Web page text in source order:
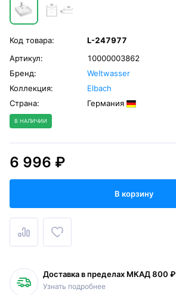
Код товара:
L-247977
Артикул:
10000003862
Бренд:
Weltwasser
Коллекция:
Elbach
Страна:
Германия
В НАЛИЧИИ
6 996 ₽
В корзину
Доставка в пределах МКАД 800 ₽
Узнать подробнее